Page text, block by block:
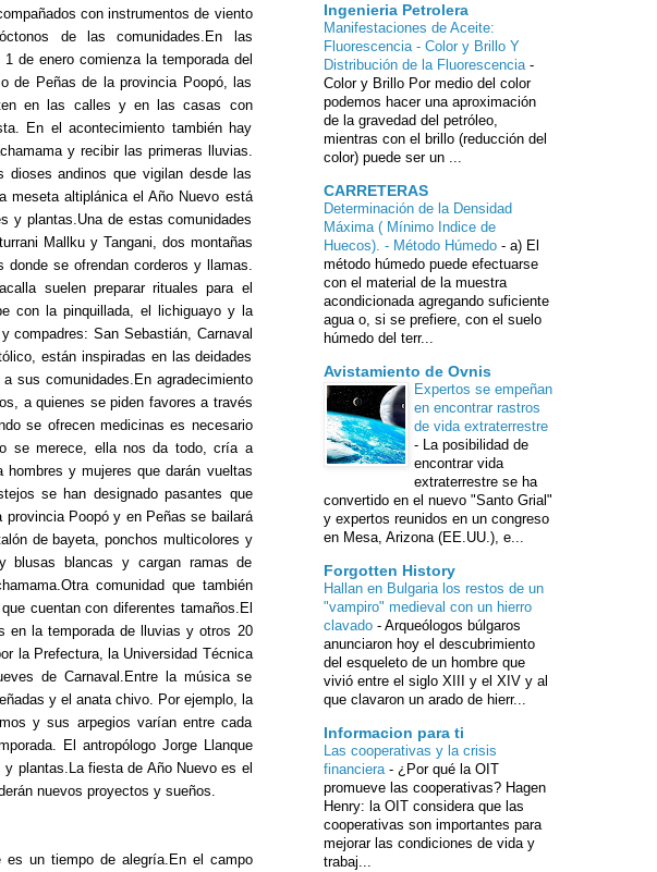
con instrumentos de viento
de las comunidades.En las
de enero comienza la temporada del
de Peñas de la provincia Poopó, las
en las calles y en las casas con
En el acontecimiento también hay
y recibir las primeras lluvias.
andinos que vigilan desde las
meseta altiplánica el Año Nuevo está
y plantas.Una de estas comunidades
Mallku y Tangani, dos montañas
se ofrendan corderos y llamas.
suelen preparar rituales para el
con la pinquillada, el lichiguayo y la
compadres: San Sebastián, Carnaval
están inspiradas en las deidades
sus comunidades.En agradecimiento
a quienes se piden favores a través
se ofrecen medicinas es necesario
se merece, ella nos da todo, cría a
y mujeres que darán vueltas
se han designado pasantes que
Poopó y en Peñas se bailará
de bayeta, ponchos multicolores y
blusas blancas y cargan ramas de
comunidad que también
cuentan con diferentes tamaños.El
en la temporada de lluvias y otros 20
la Prefectura, la Universidad Técnica
de Carnaval.Entre la música se
y el anata chivo. Por ejemplo, la
y sus arpegios varían entre cada
El antropólogo Jorge Llanque
plantas.La fiesta de Año Nuevo es el
nuevos proyectos y sueños.
un tiempo de alegría.En el campo
Ingenieria Petrolera
Manifestaciones de Aceite:
Fluorescencia - Color y Brillo Y
Distribución de la Fluorescencia -
Color y Brillo Por medio del color
podemos hacer una aproximación
de la gravedad del petróleo,
mientras con el brillo (reducción del
color) puede ser un ...
CARRETERAS
Determinación de la Densidad
Máxima ( Mínimo Indice de
Huecos). - Método Húmedo - a) El
método húmedo puede efectuarse
con el material de la muestra
acondicionada agregando suficiente
agua o, si se prefiere, con el suelo
húmedo del terr...
Avistamiento de Ovnis
Expertos se empeñan
en encontrar rastros
de vida extraterrestre
- La posibilidad de
encontrar vida
extraterrestre se ha
convertido en el nuevo "Santo Grial"
y expertos reunidos en un congreso
en Mesa, Arizona (EE.UU.), e...
Forgotten History
Hallan en Bulgaria los restos de un
"vampiro" medieval con un hierro
clavado - Arqueólogos búlgaros
anunciaron hoy el descubrimiento
del esqueleto de un hombre que
vivió entre el siglo XIII y el XIV y al
que clavaron un arado de hierr...
Informacion para ti
Las cooperativas y la crisis
financiera - ¿Por qué la OIT
promueve las cooperativas? Hagen
Henry: la OIT considera que las
cooperativas son importantes para
mejorar las condiciones de vida y
trabaj...